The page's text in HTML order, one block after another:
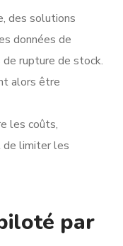
des solutions
données de
rupture de stock.
alors être
les coûts,
de limiter les
par